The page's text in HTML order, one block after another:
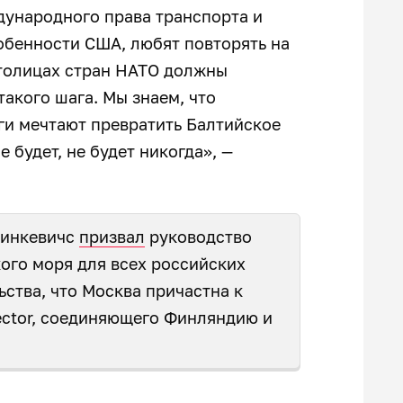
права транспорта и
США, любят повторять на
стран НАТО должны
шага. Мы знаем, что
мечтают превратить Балтийское
не будет никогда», —
призвал руководство
моря для всех российских
что Москва причастна к
соединяющего Финляндию и